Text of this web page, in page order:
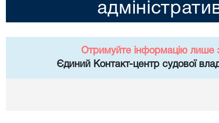
Отримуйте інформацію лише
Єдиний Контакт-центр судової